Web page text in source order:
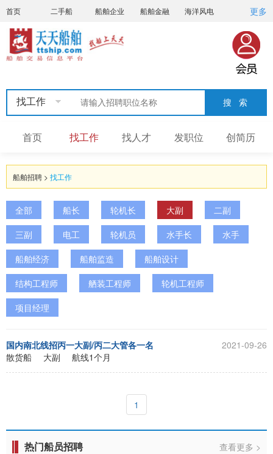
首页 二手船 船舶企业 船舶金融 海洋风电
船员招聘 船员联盟
更多
找工作
首页 找工作 找人才 发职位 创简历
船舶招聘 > 找工作
全部 船长 轮机长 大副
二副
三副
电工 轮机员 水手长
水手
船舶经济
船舶监造
船舶设计
结构工程师
舾装工程师
轮机工程师
项目经理
国内南北线招丙一大副/丙二大管各一名
2021-09-26
散货船
大副 航线1个月
1
热门船员招聘 查看更多 >